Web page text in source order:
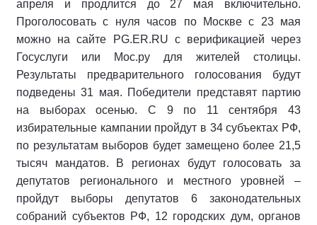
апреля и продлится до 27 мая включительно.
Проголосовать с нуля часов по Москве с 23 мая
можно на сайте PG.ER.RU с верификацией через
Госуслуги или Мос.ру для жителей столицы.
Результаты предварительного голосования будут
подведены 31 мая. Победители представят партию
на выборах осенью. С 9 по 11 сентября 43
избирательные кампании пройдут в 34 субъектах РФ,
по результатам выборов будет замещено более 21,5
тысяч мандатов. В регионах будут голосовать за
депутатов регионального и местного уровней –
пройдут выборы депутатов 6 законодательных
собраний субъектов РФ, 12 городских дум, органов